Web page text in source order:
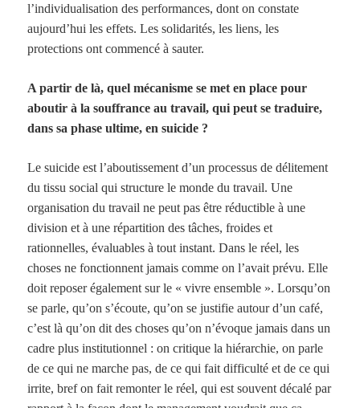
l’individualisation des performances, dont on constate
aujourd’hui les effets. Les solidarités, les liens, les
protections ont commencé à sauter.
A partir de là, quel mécanisme se met en place pour
aboutir à la souffrance au travail, qui peut se traduire,
dans sa phase ultime, en suicide ?
Le suicide est l’aboutissement d’un processus de délitement
du tissu social qui structure le monde du travail. Une
organisation du travail ne peut pas être réductible à une
division et à une répartition des tâches, froides et
rationnelles, évaluables à tout instant. Dans le réel, les
choses ne fonctionnent jamais comme on l’avait prévu. Elle
doit reposer également sur le « vivre ensemble ». Lorsqu’on
se parle, qu’on s’écoute, qu’on se justifie autour d’un café,
c’est là qu’on dit des choses qu’on n’évoque jamais dans un
cadre plus institutionnel : on critique la hiérarchie, on parle
de ce qui ne marche pas, de ce qui fait difficulté et de ce qui
irrite, bref on fait remonter le réel, qui est souvent décalé par